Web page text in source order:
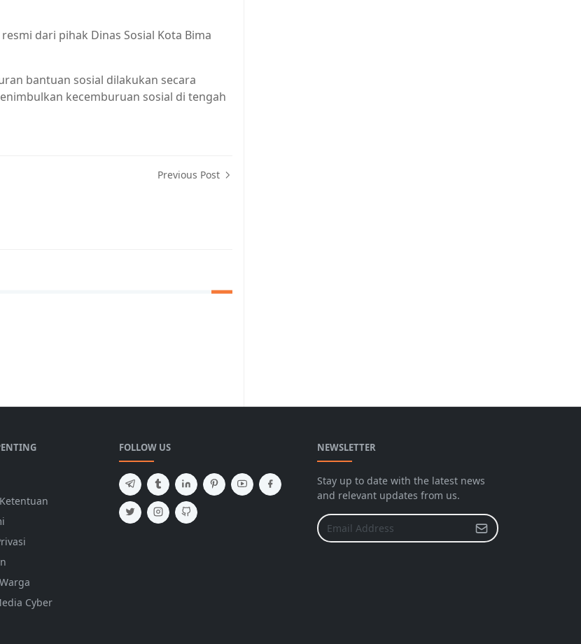
dari pihak Dinas Sosial Kota Bima
bantuan sosial dilakukan secara
kecemburuan sosial di tengah
Previous Post
Cyber
FOLLOW US NEWSLETTER
Stay up to date with the latest news
and relevant updates from us.